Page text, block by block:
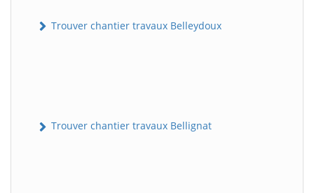
Trouver chantier travaux Belleydoux
Trouver chantier travaux Bellignat